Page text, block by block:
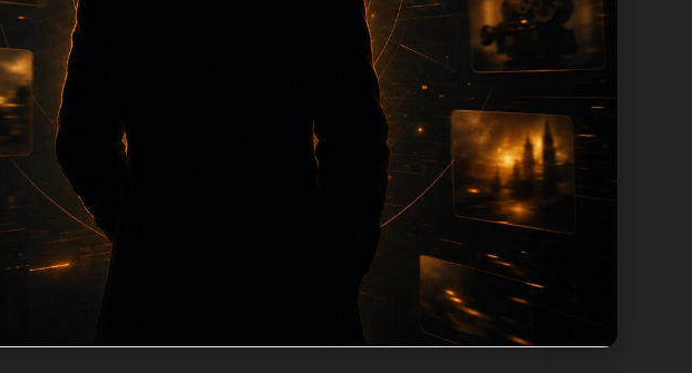
篇保留相关问题、站内推荐和清晰的层级路径，减少用户反复返
构，并为后续专题聚合提供可点击入口。如果后续发现页面缺
。